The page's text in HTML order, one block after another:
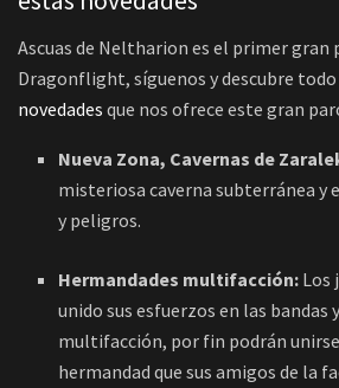
Ascuas de Neltharion es el primer gran
Dragonflight, síguenos y descubre
novedades que nos ofrece este gran
Nueva Zona, Cavernas de
misteriosa caverna subterránea y
y peligros.
Hermandades multifacción: Los
unido sus esfuerzos en las bandas
multifacción, por fin podrán
hermandad que sus amigos de la